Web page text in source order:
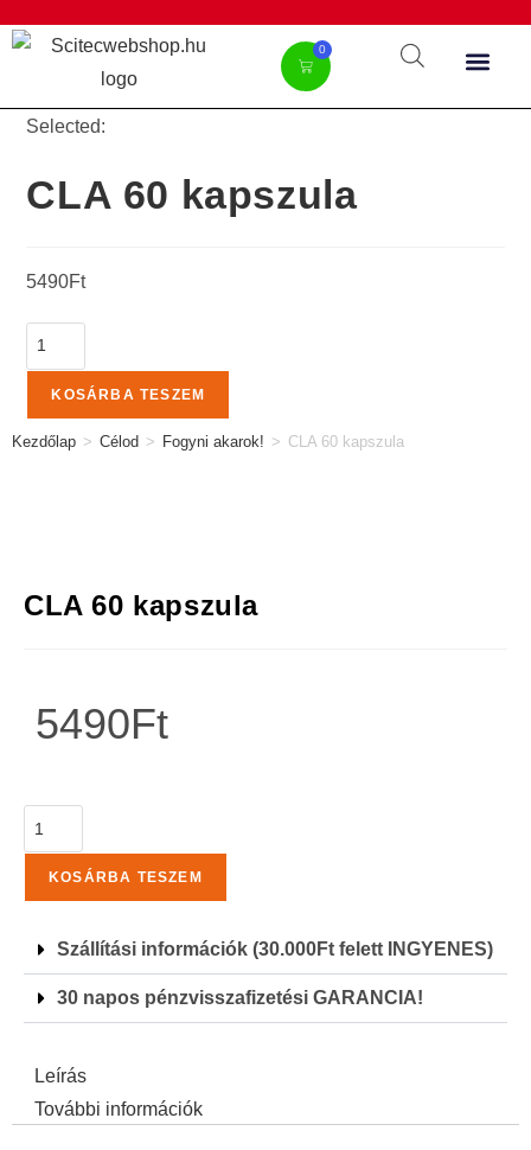
0
Selected:
CLA 60 kapszula
5490Ft
KOSÁRBA TESZEM
Kezdőlap > Célod > Fogyni akarok! > CLA 60 kapszula
CLA 60 kapszula
5490Ft
KOSÁRBA TESZEM
Szállítási információk (30.000Ft felett INGYENES)
30 napos pénzvisszafizetési GARANCIA!
Leírás
További információk